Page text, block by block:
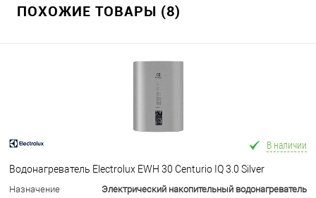
ПОХОЖИЕ ТОВАРЫ (8)
В наличии
Водонагреватель Electrolux EWH 30 Centurio IQ 3.0 Silver
Назначение Электрический накопительный водонагреватель